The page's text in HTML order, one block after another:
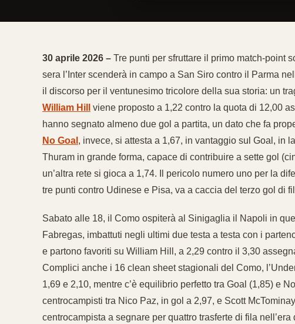
30 aprile 2026 – Tre punti per sfruttare il primo match-point
sera l’Inter scenderà in campo a San Siro contro il Parma
il discorso per il ventunesimo tricolore della sua storia: un
William Hill
viene proposto a 1,22 contro la quota di 12,00
hanno segnato almeno due gol a partita, un dato che fa
No Goal , invece, si attesta a 1,67, in vantaggio sul Goal, in
Thuram in grande forma, capace di contribuire a sette gol
un’altra rete si gioca a 1,74. Il pericolo numero uno per la
tre punti contro Udinese e Pisa, va a caccia del terzo gol di
Sabato alle 18, il Como ospiterà al Sinigaglia il Napoli in
Fabregas, imbattuti negli ultimi due testa a testa con i
e partono favoriti su William Hill, a 2,29 contro il 3,30
Complici anche i 16 clean sheet stagionali del Como,
1,69 e 2,10, mentre c’è equilibrio perfetto tra Goal (1,85) e
centrocampisti tra Nico Paz, in gol a 2,97, e Scott
centrocampista a segnare per quattro trasferte di fila nell’era